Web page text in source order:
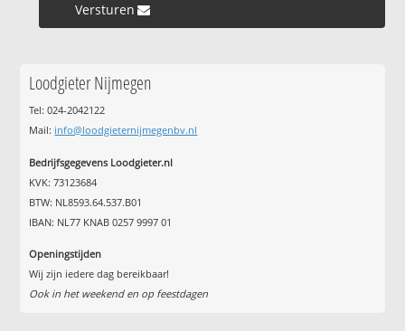
Versturen »
Loodgieter Nijmegen
Tel: 024-2042122
Mail: info@loodgieternijmegenbv.nl
Bedrijfsgegevens Loodgieter.nl
KVK: 73123684
BTW: NL8593.64.537.B01
IBAN: NL77 KNAB 0257 9997 01
Openingstijden
Wij zijn iedere dag bereikbaar!
Ook in het weekend en op feestdagen